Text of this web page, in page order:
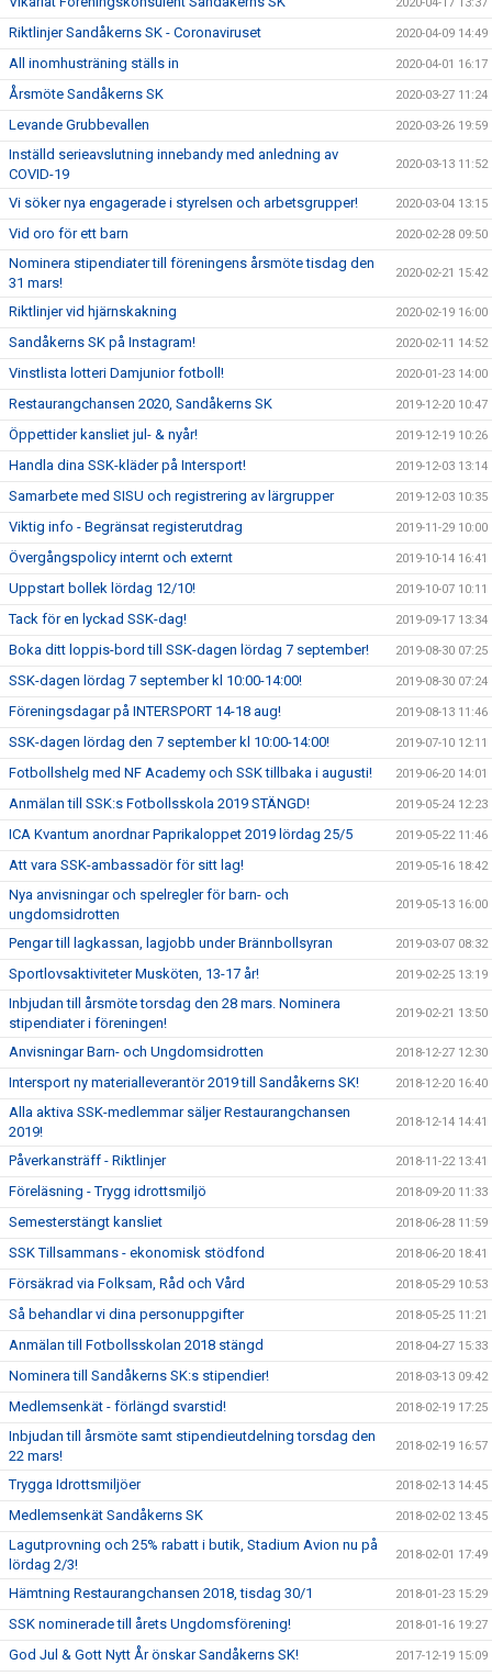
Riktlinjer Sandåkerns SK - Coronaviruset 2020-04-09 14:49
All inomhusträning ställs in 2020-04-01 16:17
Årsmöte Sandåkerns SK 2020-03-27 11:24
Levande Grubbevallen 2020-03-26 19:59
Inställd serieavslutning innebandy med anledning av
COVID-19
2020-03-13 11:52
Vi söker nya engagerade i styrelsen och arbetsgrupper! 2020-03-04 13:15
Vid oro för ett barn 2020-02-28 09:50
Nominera stipendiater till föreningens årsmöte tisdag den
31 mars!
2020-02-21 15:42
Riktlinjer vid hjärnskakning 2020-02-19 16:00
Sandåkerns SK på Instagram! 2020-02-11 14:52
Vinstlista lotteri Damjunior fotboll! 2020-01-23 14:00
Restaurangchansen 2020, Sandåkerns SK 2019-12-20 10:47
Öppettider kansliet jul- & nyår! 2019-12-19 10:26
Handla dina SSK-kläder på Intersport! 2019-12-03 13:14
Samarbete med SISU och registrering av lärgrupper 2019-12-03 10:35
Viktig info - Begränsat registerutdrag 2019-11-29 10:00
Övergångspolicy internt och externt 2019-10-14 16:41
Uppstart bollek lördag 12/10! 2019-10-07 10:11
Tack för en lyckad SSK-dag! 2019-09-17 13:34
Boka ditt loppis-bord till SSK-dagen lördag 7 september! 2019-08-30 07:25
SSK-dagen lördag 7 september kl 10:00-14:00! 2019-08-30 07:24
Föreningsdagar på INTERSPORT 14-18 aug! 2019-08-13 11:46
SSK-dagen lördag den 7 september kl 10:00-14:00! 2019-07-10 12:11
Fotbollshelg med NF Academy och SSK tillbaka i augusti! 2019-06-20 14:01
Anmälan till SSK:s Fotbollsskola 2019 STÄNGD! 2019-05-24 12:23
ICA Kvantum anordnar Paprikaloppet 2019 lördag 25/5 2019-05-22 11:46
Att vara SSK-ambassadör för sitt lag! 2019-05-16 18:42
Nya anvisningar och spelregler för barn- och
ungdomsidrotten
2019-05-13 16:00
Pengar till lagkassan, lagjobb under Brännbollsyran 2019-03-07 08:32
Sportlovsaktiviteter Musköten, 13-17 år! 2019-02-25 13:19
Inbjudan till årsmöte torsdag den 28 mars. Nominera
stipendiater i föreningen!
2019-02-21 13:50
Anvisningar Barn- och Ungdomsidrotten 2018-12-27 12:30
Intersport ny materialleverantör 2019 till Sandåkerns SK! 2018-12-20 16:40
Alla aktiva SSK-medlemmar säljer Restaurangchansen
2019!
2018-12-14 14:41
Påverkansträff - Riktlinjer 2018-11-22 13:41
Föreläsning - Trygg idrottsmiljö 2018-09-20 11:33
Semesterstängt kansliet 2018-06-28 11:59
SSK Tillsammans - ekonomisk stödfond 2018-06-20 18:41
Försäkrad via Folksam, Råd och Vård 2018-05-29 10:53
Så behandlar vi dina personuppgifter 2018-05-25 11:21
Anmälan till Fotbollsskolan 2018 stängd 2018-04-27 15:33
Nominera till Sandåkerns SK:s stipendier! 2018-03-13 09:42
Medlemsenkät - förlängd svarstid! 2018-02-19 17:25
Inbjudan till årsmöte samt stipendieutdelning torsdag den
22 mars!
2018-02-19 16:57
Trygga Idrottsmiljöer 2018-02-13 14:45
Medlemsenkät Sandåkerns SK 2018-02-02 13:45
Lagutprovning och 25% rabatt i butik, Stadium Avion nu på
lördag 2/3!
2018-02-01 17:49
Hämtning Restaurangchansen 2018, tisdag 30/1 2018-01-23 15:29
SSK nominerade till årets Ungdomsförening! 2018-01-16 19:27
God Jul & Gott Nytt År önskar Sandåkerns SK! 2017-12-19 15:09